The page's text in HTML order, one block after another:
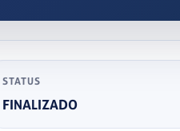
STATUS
FINALIZADO